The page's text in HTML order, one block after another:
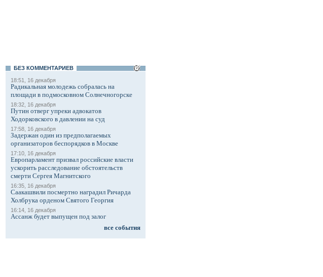
БЕЗ КОМMЕНТАРИЕВ
18:51, 16 декабря
Радикальная молодежь собралась на
площади в подмосковном Солнечногорске
18:32, 16 декабря
Путин отверг упреки адвокатов
Ходорковского в давлении на суд
17:58, 16 декабря
Задержан один из предполагаемых
организаторов беспорядков в Москве
17:10, 16 декабря
Европарламент призвал российские власти
ускорить расследование обстоятельств
смерти Сергея Магнитского
16:35, 16 декабря
Саакашвили посмертно наградил Ричарда
Холбрука орденом Святого Георгия
16:14, 16 декабря
Ассанж будет выпущен под залог
все события